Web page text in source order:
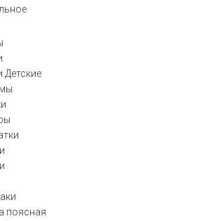
Детские
поясная